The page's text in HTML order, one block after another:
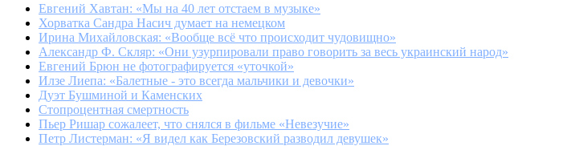
Евгений Хавтан: «Мы на 40 лет отстаем в музыке»
Хорватка Сандра Насич думает на немецком
Ирина Михайловская: «Вообще всё что происходит чудовищно»
Александр Ф. Скляр: «Они узурпировали право говорить за весь украинский народ»
Евгений Брюн не фотографируется «уточкой»
Илзе Лиепа: «Балетные - это всегда мальчики и девочки»
Дуэт Бушминой и Каменских
Стопроцентная смертность
Пьер Ришар сожалеет, что снялся в фильме «Невезучие»
Петр Листерман: «Я видел как Березовский разводил девушек»